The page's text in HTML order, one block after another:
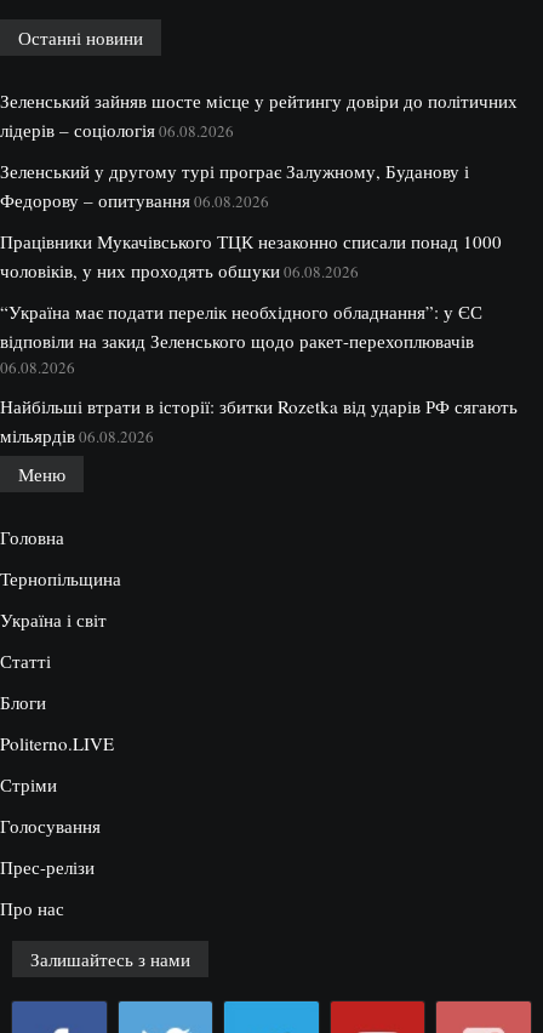
Останні новини
Зеленський зайняв шосте місце у рейтингу довіри до політичних
лідерів – соціологія06.08.2026
Зеленський у другому турі програє Залужному, Буданову і
Федорову – опитування06.08.2026
Працівники Мукачівського ТЦК незаконно списали понад 1000
чоловіків, у них проходять обшуки06.08.2026
“Україна має подати перелік необхідного обладнання”: у ЄС
відповіли на закид Зеленського щодо ракет-перехоплювачів
06.08.2026
Найбільші втрати в історії: збитки Rozetka від ударів РФ сягають
мільярдів06.08.2026
Меню
Головна
Тернопільщина
Україна і світ
Статті
Блоги
Politerno.LIVE
Стріми
Голосування
Прес-релізи
Про нас
Залишайтесь з нами